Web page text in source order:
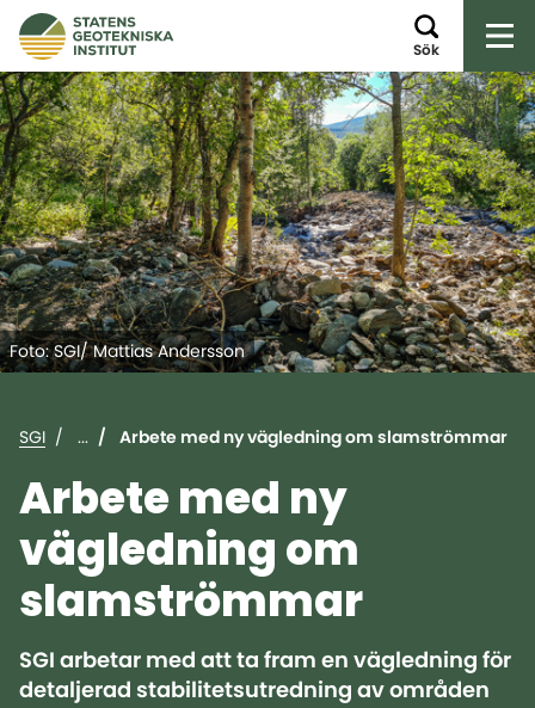
Sök
Foto: SGI/ Mattias Andersson
SGI ... Arbete med ny vägledning om slamströmmar
Arbete med ny
vägledning om
slamströmmar
SGI arbetar med att ta fram en vägledning för
detaljerad stabilitetsutredning av områden